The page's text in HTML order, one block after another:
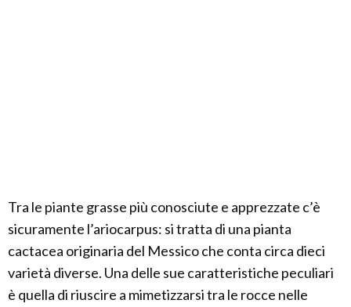
Tra le piante grasse più conosciute e apprezzate c’è
sicuramente l’ariocarpus: si tratta di una pianta
cactacea originaria del Messico che conta circa dieci
varietà diverse. Una delle sue caratteristiche peculiari
è quella di riuscire a mimetizzarsi tra le rocce nelle